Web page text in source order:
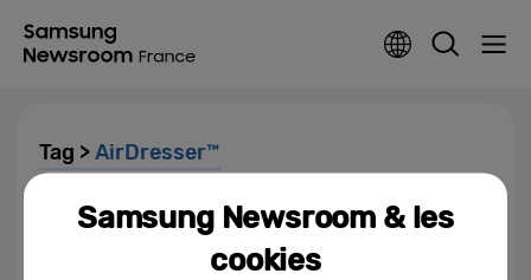
Tag >AirDresser™
Hygiène de la maison : les clés
Samsung Newsroom & les
cookies